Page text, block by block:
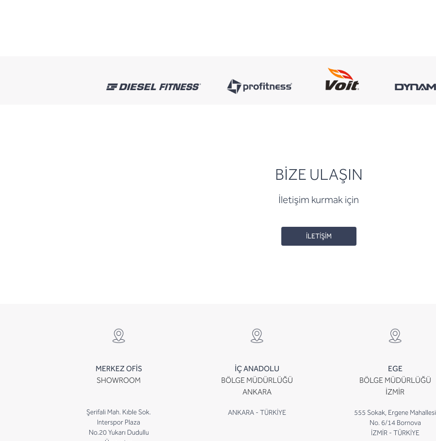
BİZE ULAŞIN
İletişim kurmak için
İLETİŞİM
MERKEZ OFİS
SHOWROOM
Şerifali Mah. Kıble Sok.
Interspor Plaza
No.20 Yukarı Dudullu
İÇ ANADOLU
BÖLGE MÜDÜRLÜĞÜ
ANKARA
ANKARA - TÜRKİYE
EGE
BÖLGE MÜDÜRLÜĞÜ
İZMİR
555 Sokak, Ergene Mahallesi
No. 6/14 Bornova
İZMİR - TÜRKİYE